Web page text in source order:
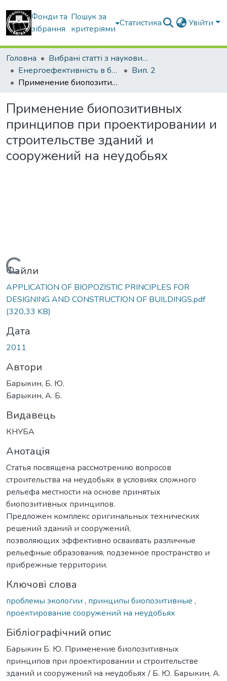
Фонди та
зібрання
Пошук за
критеріями
Статистика Увійти
Головна
Вибрані статті з наукових збірників КНУБА
Енергоефективність в будівництві та архітектурі
Вип. 2
Применение биопозитивных принципов при проектировании и строительстве зданий и сооружений на неудобьях
Применение биопозитивных
принципов при проектировании и
строительстве зданий и
сооружений на неудобьях
Вантажиться...
Файли
APPLICATION OF BIOPOZISTIC PRINCIPLES FOR
DESIGNING AND CONSTRUCTION OF BUILDINGS.pdf
(320,33 KB)
Дата
2011
Автори
Барыкин, Б. Ю.
Барыкин, А. Б.
Видавець
КНУБА
Анотація
Статья посвящена рассмотрению вопросов
строительства на неудобьях в условиях сложного
рельефа местности на основе принятых
биопозитивных принципов.
Предложен комплекс оригинальных технических
решений зданий и сооружений,
позволяющих эффективно осваивать различные
рельефные образования, подземное пространство и
прибрежные территории.
Ключові слова
проблемы экологии , принципы биопозитивные ,
проектирование сооружений на неудобьях
Бібліографічний опис
Барыкин Б. Ю. Применение биопозитивных
принципов при проектировании и строительстве
зданий и сооружений на неудобьях / Б. Ю. Барыкин, А.